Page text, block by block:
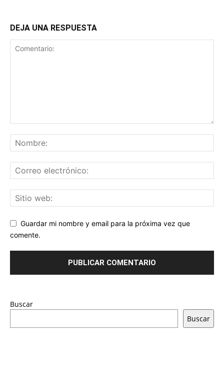
DEJA UNA RESPUESTA
Guardar mi nombre y email para la próxima vez que
comente.
Buscar
Buscar